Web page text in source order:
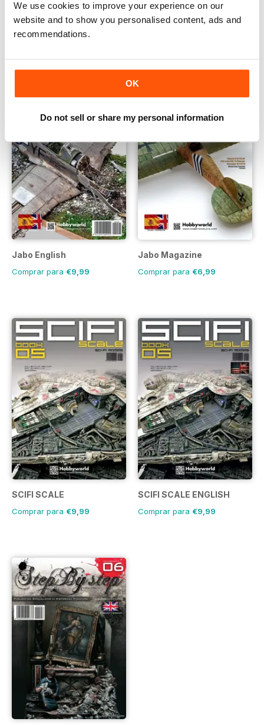
We use cookies to improve your experience on our
website and to show you personalised content, ads and
recommendations.
OK
Do not sell or share my personal information
It’s a Doll’s Life (Español)
Comprar para€4,99
It's a Doll's Life (English)
Jabo English
Comprar para €9,99
Jabo Magazine
Comprar para €6,99
SCIFI SCALE
Comprar para €9,99
SCIFI SCALE ENGLISH
Comprar para €9,99